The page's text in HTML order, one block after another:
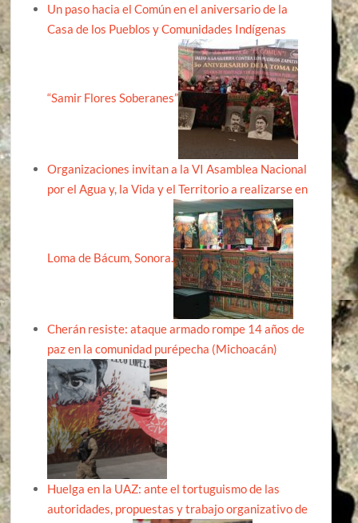
Un paso hacia el Común en el aniversario de la
Casa de los Pueblos y Comunidades Indígenas
“Samir Flores Soberanes”
Organizaciones invitan a la VI Asamblea Nacional
por el Agua y, la Vida y el Territorio a realizarse en
Loma de Bácum, Sonora.
Cherán resiste: ataque armado rompe 14 años de
paz en la comunidad purépecha (Michoacán)
Huelga en la UAZ: ante el tortuguismo de las
autoridades, propuestas y trabajo organizativo de